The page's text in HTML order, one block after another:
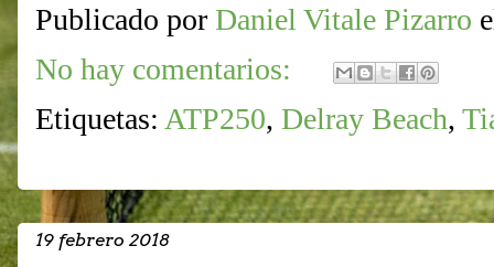
Publicado por Daniel Vitale Pizarro
No hay comentarios:
Etiquetas: ATP250, Delray Beach,
19 febrero 2018